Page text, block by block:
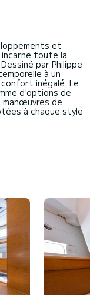
et
incarne toute la
par Philippe
à un
inégalé. Le
d'options de
de
à chaque style